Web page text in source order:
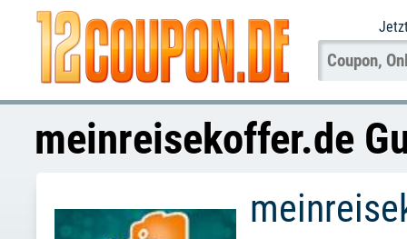
meinreisekoffer.de